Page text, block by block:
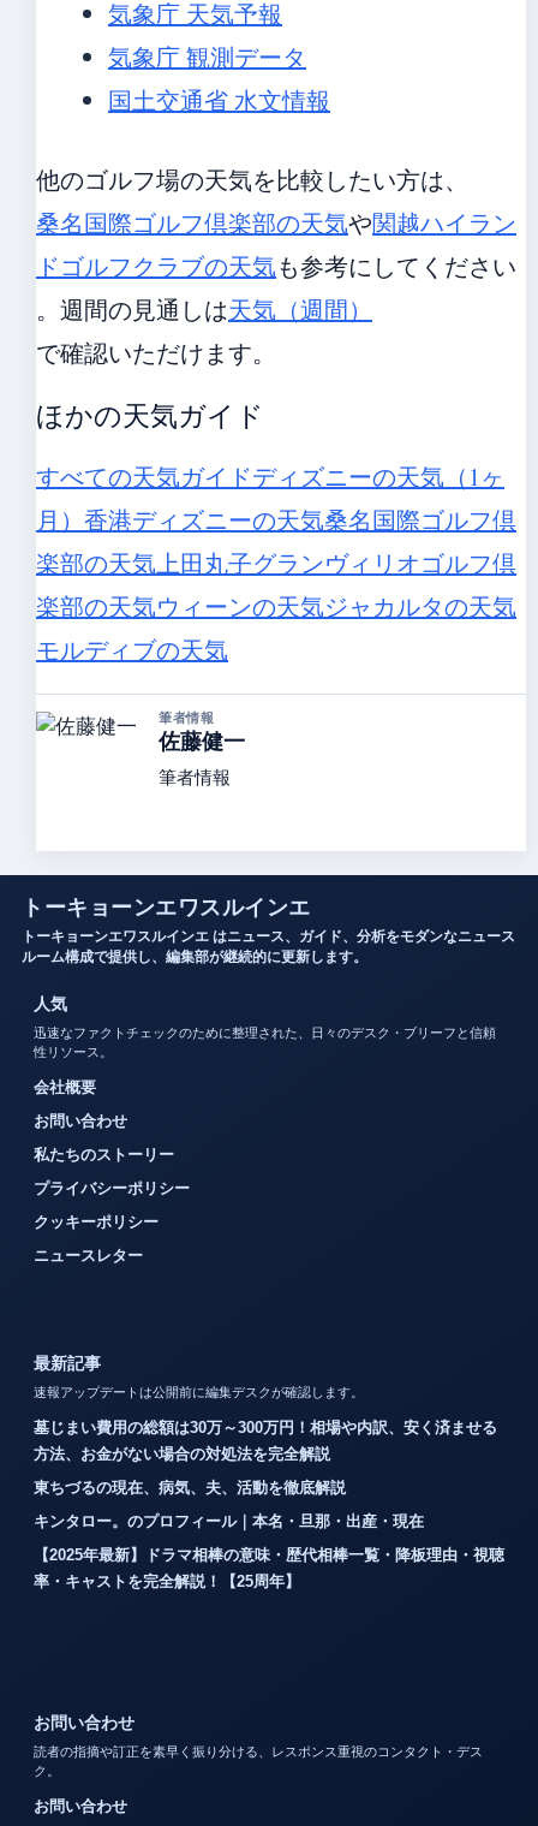
気象庁 天気予報
気象庁 観測データ
国土交通省 水文情報
他のゴルフ場の天気を比較したい方は、
桑名国際ゴルフ倶楽部の天気や関越ハイラン
ドゴルフクラブの天気も参考にしてください
。週間の見通しは天気（週間）
で確認いただけます。
ほかの天気ガイド
すべての天気ガイドディズニーの天気（1ヶ
月） 香港ディズニーの天気桑名国際ゴルフ倶
楽部の天気上田丸子グランヴィリオゴルフ倶
楽部の天気ウィーンの天気ジャカルタの天気
モルディブの天気
筆者情報
佐藤健一
筆者情報
トーキョーンエワスルインエ
トーキョーンエワスルインエ はニュース、ガイド、分析をモダンなニュース
ルーム構成で提供し、編集部が継続的に更新します。
人気
迅速なファクトチェックのために整理された、日々のデスク・ブリーフと信頼
性リソース。
会社概要
お問い合わせ
私たちのストーリー
プライバシーポリシー
クッキーポリシー
ニュースレター
最新記事
速報アップデートは公開前に編集デスクが確認します。
墓じまい費用の総額は30万～300万円！相場や内訳、安く済ませる
方法、お金がない場合の対処法を完全解説
東ちづるの現在、病気、夫、活動を徹底解説
キンタロー。のプロフィール｜本名・旦那・出産・現在
【2025年最新】ドラマ相棒の意味・歴代相棒一覧・降板理由・視聴
率・キャストを完全解説！【25周年】
お問い合わせ
読者の指摘や訂正を素早く振り分ける、レスポンス重視のコンタクト・デス
ク。
お問い合わせ